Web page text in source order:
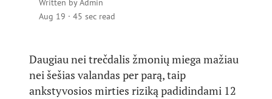
Aug 19 · 45 sec read
Daugiau nei trečdalis žmonių miega mažiau
nei šešias valandas per parą, taip
ankstyvosios mirties riziką padidindami 12